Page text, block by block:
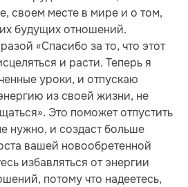
своем месте в мире и о том,
будущих отношений.
«Спасибо за то, что этот
и расти. Теперь я
уроки, и отпускаю
из своей жизни, не
Это поможет отпустить
нужно, и создаст больше
вашей новообретенной
избавляться от энергии
потому что надеетесь,